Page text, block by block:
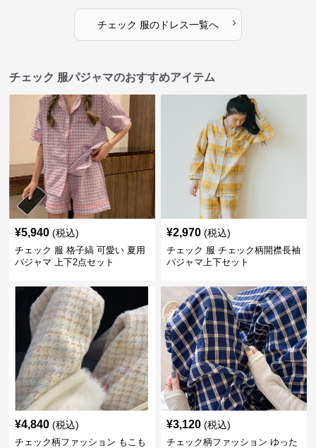
チェック 服のドレス一覧へ ›
チェック 服パジャマのおすすめアイテム
¥5,940 (税込)
チェック 服 格子縞 可愛い 夏用
パジャマ 上下2点セット
¥2,970 (税込)
チェック 服 チェック柄開襟長袖
パジャマ上下セット
¥4,840 (税込)
チェック柄ファッション もこも
¥3,120 (税込)
チェック柄ファッション ゆった